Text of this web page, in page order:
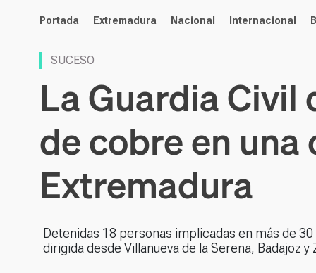
noticias
Portada Extremadura Nacional Internacional
SUCESO
La Guardia
de cobre en
Extremadura
Detenidas 18 personas implicadas en más de
dirigida desde Villanueva de la Serena, Badajoz y